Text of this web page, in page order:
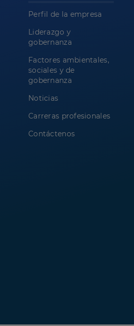
Perfil de la empresa
Liderazgo y
gobernanza
Factores ambientales,
sociales y de
gobernanza
Noticias
Carreras profesionales
Contáctenos